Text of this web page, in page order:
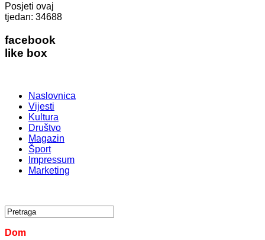
Posjeti ovaj
tjedan: 34688
facebook
like box
Naslovnica
Vijesti
Kultura
Društvo
Magazin
Šport
Impressum
Marketing
Dom